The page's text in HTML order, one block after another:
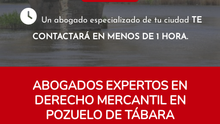
Un abogado especializado de tu ciudadTE
CONTACTARÁ EN MENOS DE 1 HORA.
ABOGADOS EXPERTOS EN
DERECHO MERCANTIL EN
POZUELO DE TÁBARA